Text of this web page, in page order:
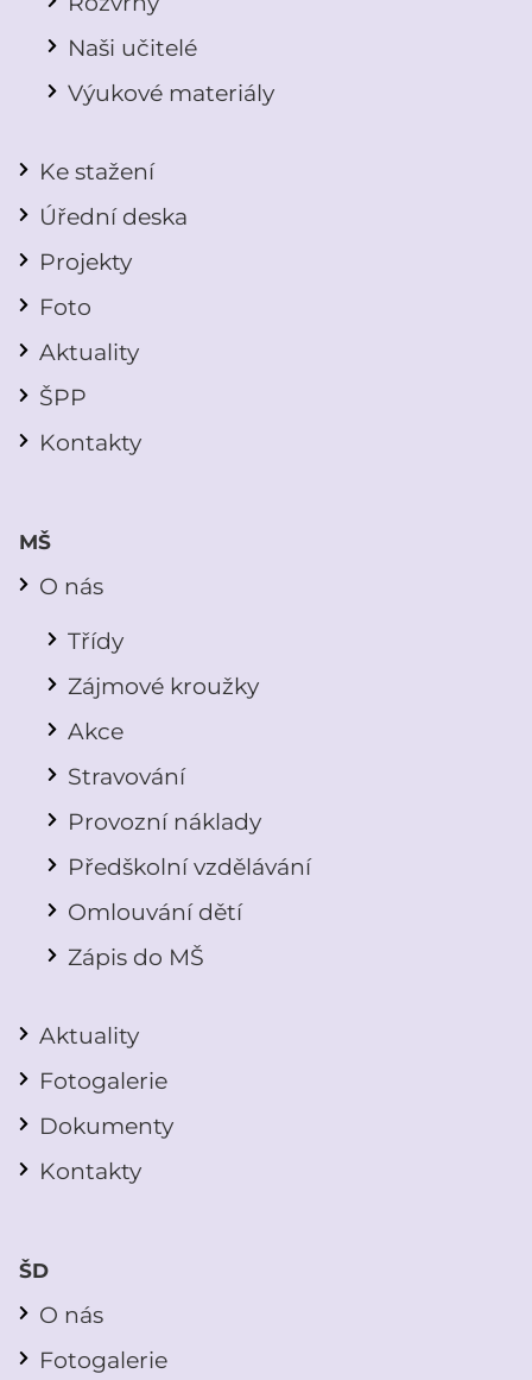
Naši učitelé
Výukové materiály
Ke stažení
Úřední deska
Projekty
Foto
Aktuality
ŠPP
Kontakty
MŠ
O nás
Třídy
Zájmové kroužky
Akce
Stravování
Provozní náklady
Předškolní vzdělávání
Omlouvání dětí
Zápis do MŠ
Aktuality
Fotogalerie
Dokumenty
Kontakty
ŠD
O nás
Fotogalerie